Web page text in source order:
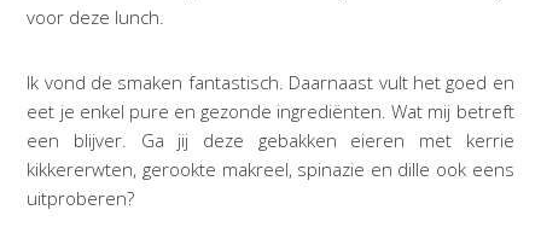
voor deze lunch.
Ik vond de smaken fantastisch. Daarnaast vult het goed en
eet je enkel pure en gezonde ingrediënten. Wat mij betreft
een blijver. Ga jij deze gebakken eieren met kerrie
kikkererwten, gerookte makreel, spinazie en dille ook eens
uitproberen?